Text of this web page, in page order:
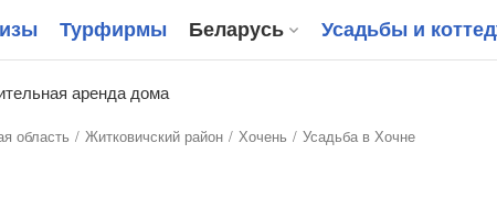
аренда дома
Турфирмы Беларусь Усадьбы и
область Житковичский район Хочень Усадьба в Хочне